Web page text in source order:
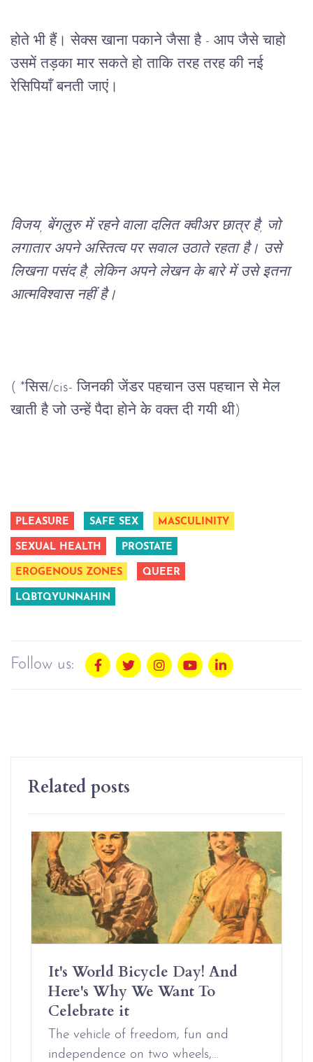
होते भी हैं। सेक्स खाना पकाने जैसा है - आप जैसे चाहो
उसमें तड़का मार सकते हो ताकि तरह तरह की नई
रेसिपियाँ बनती जाएं।
विजय, बेंगलुरु में रहने वाला दलित क्वीअर छात्र है, जो
लगातार अपने अस्तित्व पर सवाल उठाते रहता है। उसे
लिखना पसंद है, लेकिन अपने लेखन के बारे में उसे इतना
आत्मविश्वास नहीं है।
( *सिस/cis- जिनकी जेंडर पहचान उस पहचान से मेल
खाती है जो उन्हें पैदा होने के वक्त दी गयी थी)
PLEASURE SAFE SEX MASCULINITY
SEXUAL HEALTH PROSTATE
EROGENOUS ZONES QUEER
LQBTQYUNNAHIN
Follow us:
Related posts
It's World Bicycle Day! And
Here's Why We Want To
Celebrate it
The vehicle of freedom, fun and
independence on two wheels,…